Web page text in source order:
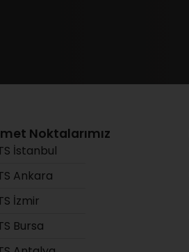
Noktalarımız
İstanbul
Ankara
İzmir
Bursa